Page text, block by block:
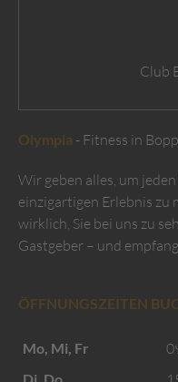
Club
Olympia - Fitness in
Wir geben alles, um
einzigartigen Erlebnis zu
wirklich, Sie bei uns zu
Gastgeber – und
ÖFFNUNGSZEITEN
Mo, Mi, Fr